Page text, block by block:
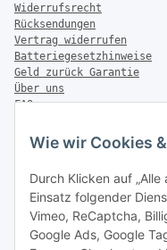
Wie wir Cookies
Durch Klicken auf
Einsatz folgender
Vimeo, ReCaptcha,
Google Ads, Google
Widerrufsrecht
Rücksendungen
Vertrag widerrufen
Batteriegesetzhinweise
Geld zurück Garantie
Über uns
FAQ
Zahlung & Versand
Versandinformationen